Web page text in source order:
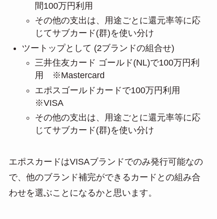
間100万円利用
その他の支出は、用途ごとに還元率等に応
じてサブカード(群)を使い分け
ツートップとして (2ブランドの組合せ)
三井住友カード ゴールド(NL)で100万円利
用 ※Mastercard
エポスゴールドカードで100万円利用
※VISA
その他の支出は、用途ごとに還元率等に応
じてサブカード(群)を使い分け
エポスカードはVISAブランドでのみ発行可能なの
で、他のブランド補完ができるカードとの組み合
わせを選ぶことになるかと思います。